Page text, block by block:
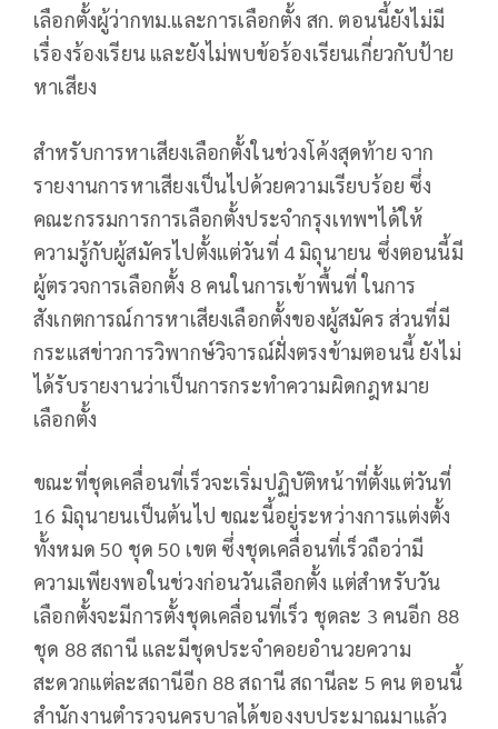
เลือกตั้งผู้ว่ากทม.และการเลือกตั้ง สก. ตอนนี้ยังไม่มี
เรื่องร้องเรียน และยังไม่พบข้อร้องเรียนเกี่ยวกับป้าย
หาเสียง
สำหรับการหาเสียงเลือกตั้งในช่วงโค้งสุดท้าย จาก
รายงานการหาเสียงเป็นไปด้วยความเรียบร้อย ซึ่ง
คณะกรรมการการเลือกตั้งประจำกรุงเทพฯได้ให้
ความรู้กับผู้สมัครไปตั้งแต่วันที่ 4 มิถุนายน ซึ่งตอนนี้มี
ผู้ตรวจการเลือกตั้ง 8 คนในการเข้าพื้นที่ ในการ
สังเกตการณ์การหาเสียงเลือกตั้งของผู้สมัคร ส่วนที่มี
กระแสข่าวการวิพากษ์วิจารณ์ฝั่งตรงข้ามตอนนี้ ยังไม่
ได้รับรายงานว่าเป็นการกระทำความผิดกฎหมาย
เลือกตั้ง
ขณะที่ชุดเคลื่อนที่เร็วจะเริ่มปฏิบัติหน้าที่ตั้งแต่วันที่
16 มิถุนายนเป็นต้นไป ขณะนี้อยู่ระหว่างการแต่งตั้ง
ทั้งหมด 50 ชุด 50 เขต ซึ่งชุดเคลื่อนที่เร็วถือว่ามี
ความเพียงพอในช่วงก่อนวันเลือกตั้ง แต่สำหรับวัน
เลือกตั้งจะมีการตั้งชุดเคลื่อนที่เร็ว ชุดละ 3 คนอีก 88
ชุด 88 สถานี และมีชุดประจำคอยอำนวยความ
สะดวกแต่ละสถานีอีก 88 สถานี สถานีละ 5 คน ตอนนี้
สำนักงานตำรวจนครบาลได้ของงบประมาณมาแล้ว